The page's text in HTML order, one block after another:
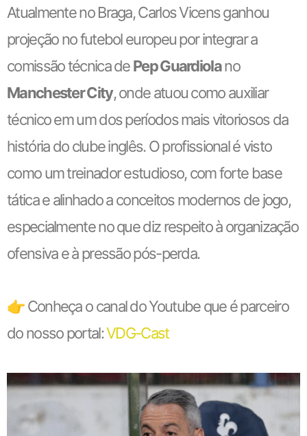
Atualmente no Braga, Carlos Vicens ganhou
projeção no futebol europeu por integrar a
comissão técnica dePep Guardiolano
Manchester City, onde atuou como auxiliar
técnico em um dos períodos mais vitoriosos da
história do clube inglês. O profissional é visto
como um treinador estudioso, com forte base
tática e alinhado a conceitos modernos de jogo,
especialmente no que diz respeito à organização
ofensiva e à pressão pós-perda.
👉 Conheça o canal do Youtube que é parceiro
do nosso portal:VDG-Cast